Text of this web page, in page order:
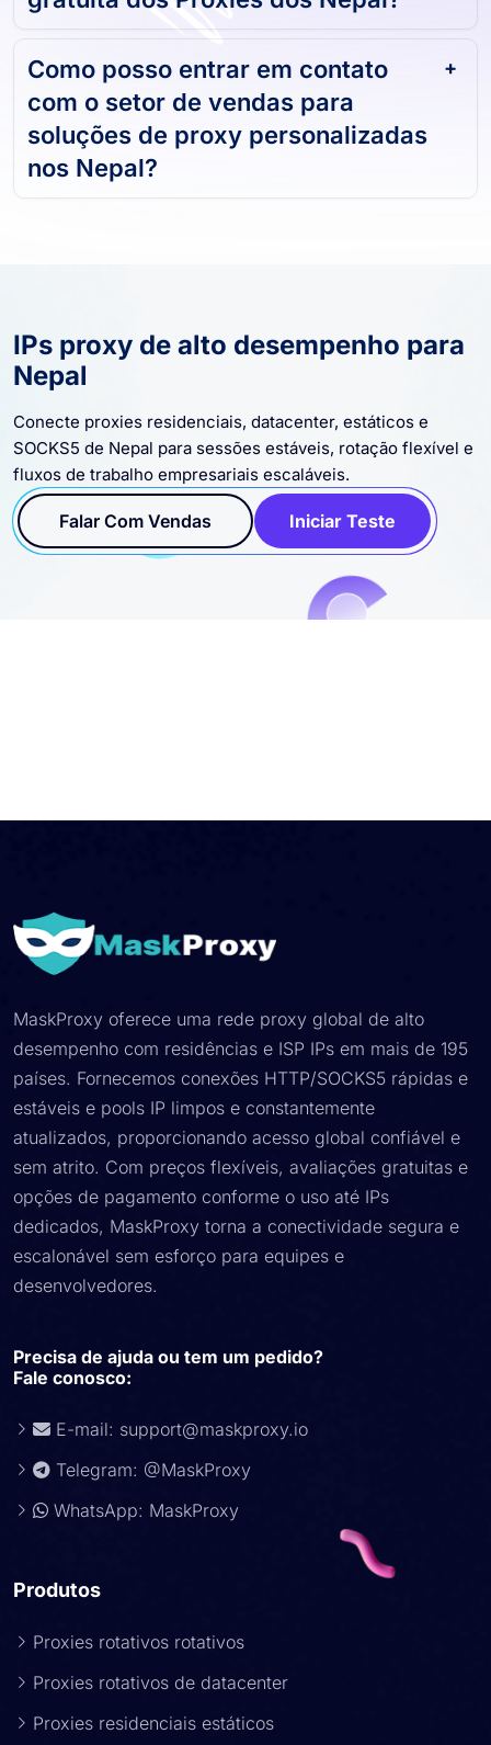
Como posso entrar em contato
com o setor de vendas para
soluções de proxy personalizadas
nos Nepal?
IPs proxy de alto desempenho para
Nepal
Conecte proxies residenciais, datacenter, estáticos e
SOCKS5 de Nepal para sessões estáveis, rotação flexível e
fluxos de trabalho empresariais escaláveis.
Falar Com Vendas Iniciar Teste
MaskProxy oferece uma rede proxy global de alto
desempenho com residências e ISP IPs em mais de 195
países. Fornecemos conexões HTTP/SOCKS5 rápidas e
estáveis ​​e pools IP limpos e constantemente
atualizados, proporcionando acesso global confiável e
sem atrito. Com preços flexíveis, avaliações gratuitas e
opções de pagamento conforme o uso até IPs
dedicados, MaskProxy torna a conectividade segura e
escalonável sem esforço para equipes e
desenvolvedores.
Precisa de ajuda ou tem um pedido?
Fale conosco:
E-mail: support@maskproxy.io
Telegram: @MaskProxy
WhatsApp: MaskProxy
Produtos
Proxies rotativos rotativos
Proxies rotativos de datacenter
Proxies residenciais estáticos